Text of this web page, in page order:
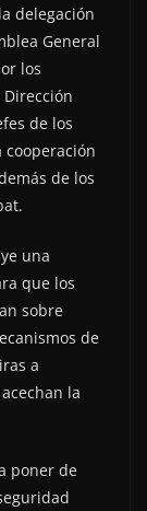
delegación
General
los
de los
cooperación
de los
una
que los
sobre
de
a
la
poner de